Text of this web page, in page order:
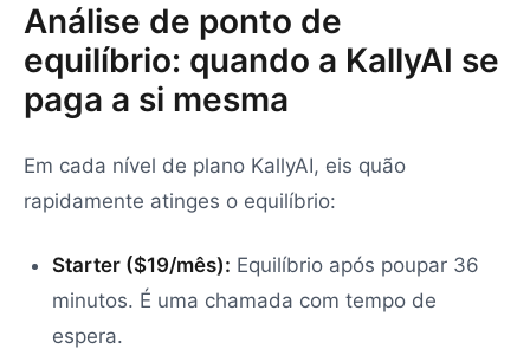
Análise de ponto de
equilíbrio: quando a KallyAI se
paga a si mesma
Em cada nível de plano KallyAI, eis quão
rapidamente atinges o equilíbrio:
Starter ($19/mês): Equilíbrio após poupar 36
minutos. É uma chamada com tempo de
espera.